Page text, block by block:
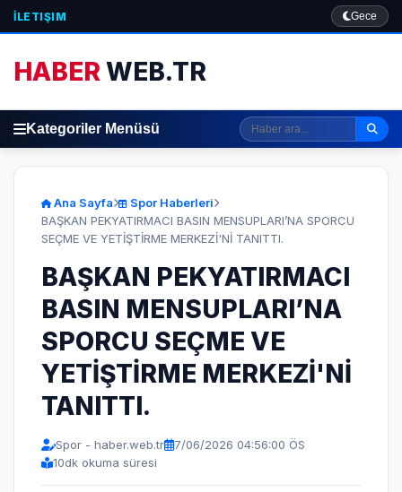
İLETIŞIM Gece
HABERWEB.TR
Kategoriler Menüsü
Ana Sayfa
Spor Haberleri
BAŞKAN PEKYATIRMACI BASIN MENSUPLARI’NA SPORCU
SEÇME VE YETİŞTİRME MERKEZİ'Nİ TANITTI.
BAŞKAN PEKYATIRMACI
BASIN MENSUPLARI’NA
SPORCU SEÇME VE
YETİŞTİRME MERKEZİ'Nİ
TANITTI.
Spor - haber.web.tr
7/06/2026 04:56:00 ÖS
10dk okuma süresi